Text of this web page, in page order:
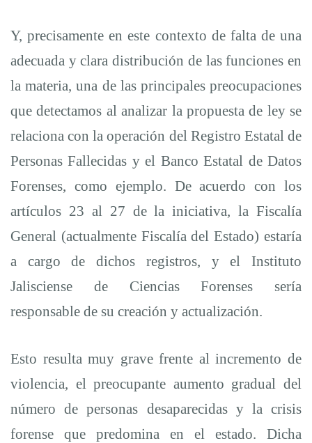
Y, precisamente en este contexto de falta de una
adecuada y clara distribución de las funciones en
la materia, una de las principales preocupaciones
que detectamos al analizar la propuesta de ley se
relaciona con la operación del Registro Estatal de
Personas Fallecidas y el Banco Estatal de Datos
Forenses, como ejemplo. De acuerdo con los
artículos 23 al 27 de la iniciativa, la Fiscalía
General (actualmente Fiscalía del Estado) estaría
a cargo de dichos registros, y el Instituto
Jalisciense de Ciencias Forenses sería
responsable de su creación y actualización.
Esto resulta muy grave frente al incremento de
violencia, el preocupante aumento gradual del
número de personas desaparecidas y la crisis
forense que predomina en el estado. Dicha